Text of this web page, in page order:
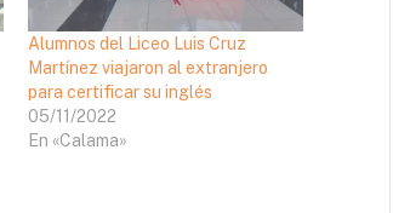
Alumnos del Liceo Luis Cruz
Martínez viajaron al extranjero
para certificar su inglés
05/11/2022
En «Calama»